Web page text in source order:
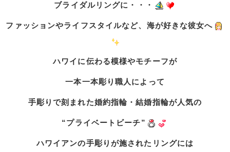
ブライダルリングに・・・
ファッションやライフスタイルなど、海が好きな彼女へ
ハワイに伝わる模様やモチーフが
一本一本彫り職人によって
手彫りで刻まれた婚約指輪・結婚指輪が人気の
“プライベートビーチ”
ハワイアンの手彫りが施されたリングには